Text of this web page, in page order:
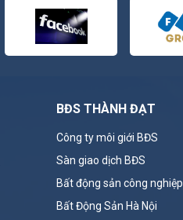
BĐS THÀNH ĐẠT
Công ty môi giới BĐS
Sàn giao dịch BĐS
Bất động sản công nghiệp
Bất Động Sản Hà Nội